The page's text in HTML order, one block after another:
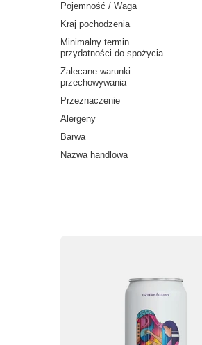
Pojemność / Waga
Kraj pochodzenia
Minimalny termin
przydatności do spożycia
Zalecane warunki
przechowywania
Przeznaczenie
Alergeny
Barwa
Nazwa handlowa